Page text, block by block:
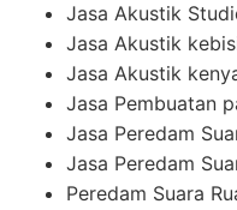
Jasa Akustik
Jasa Akustik
Jasa Akustik
Jasa Pembuatan
Jasa Peredam
Jasa Peredam
Peredam Suara